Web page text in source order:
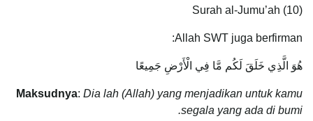
Surah al-Jumu’ah (10)
Allah SWT juga berfirman:
هُوَ الَّذِي خَلَقَ لَكُم مَّا فِي الْأَرْضِ جَمِيعًا
Maksudnya: Dia lah (Allah) yang menjadikan untuk kamu
segala yang ada di bumi.